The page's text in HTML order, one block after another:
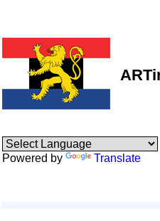
Powered by Translate